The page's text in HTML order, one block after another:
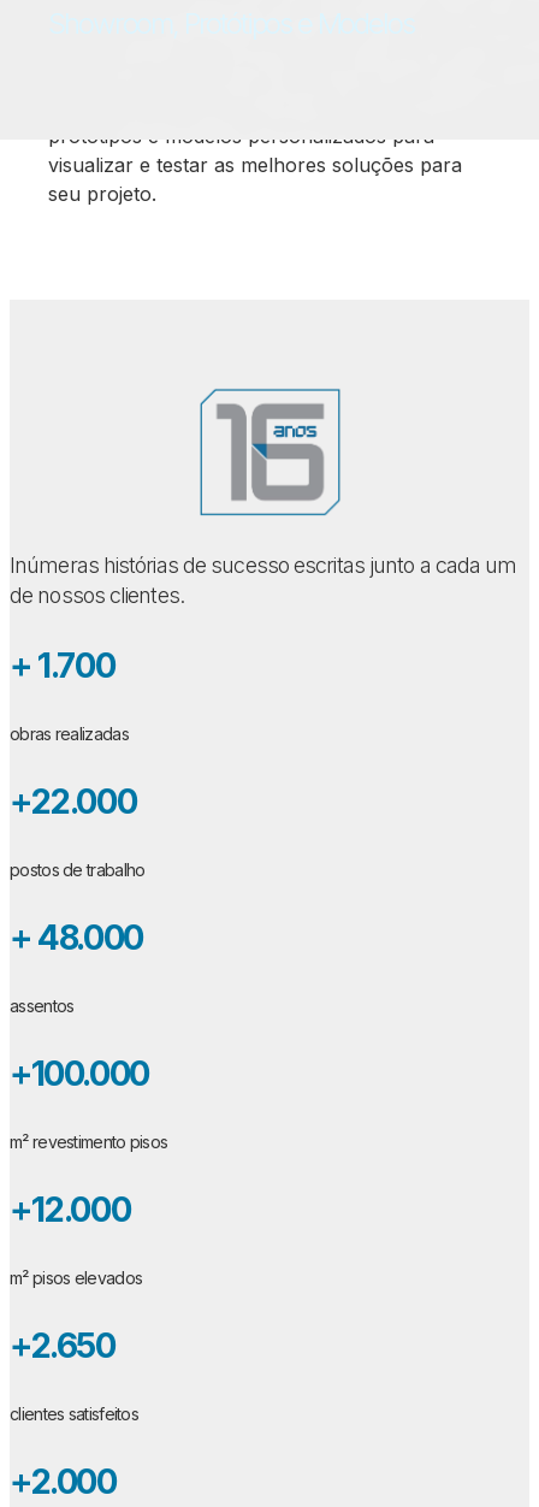
protótipos e modelos personalizados para
visualizar e testar as melhores soluções para
seu projeto.
Inúmeras histórias de sucesso escritas junto a cada um
de nossos clientes.
+ 1.700
obras realizadas
+22.000
postos de trabalho
+ 48.000
assentos
+100.000
m² revestimento pisos
+12.000
m² pisos elevados
+2.650
clientes satisfeitos
+2.000